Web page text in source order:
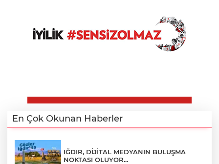
En Çok Okunan Haberler
IĞDIR, DİJİTAL MEDYANIN BULUŞMA
NOKTASI OLUYOR...